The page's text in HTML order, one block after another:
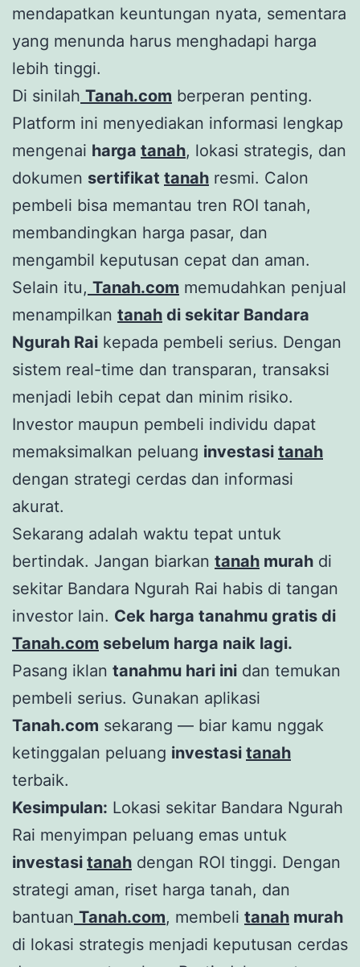
mendapatkan keuntungan nyata, sementara
yang menunda harus menghadapi harga
lebih tinggi.
Di sinilah Tanah.com berperan penting.
Platform ini menyediakan informasi lengkap
mengenai harga tanah, lokasi strategis, dan
dokumen sertifikat tanah resmi. Calon
pembeli bisa memantau tren ROI tanah,
membandingkan harga pasar, dan
mengambil keputusan cepat dan aman.
Selain itu, Tanah.com memudahkan penjual
menampilkan tanah di sekitar Bandara
Ngurah Rai kepada pembeli serius. Dengan
sistem real-time dan transparan, transaksi
menjadi lebih cepat dan minim risiko.
Investor maupun pembeli individu dapat
memaksimalkan peluang investasi tanah
dengan strategi cerdas dan informasi
akurat.
Sekarang adalah waktu tepat untuk
bertindak. Jangan biarkan tanah murah di
sekitar Bandara Ngurah Rai habis di tangan
investor lain. Cek harga tanahmu gratis di
Tanah.com sebelum harga naik lagi.
Pasang iklan tanahmu hari ini dan temukan
pembeli serius. Gunakan aplikasi
Tanah.com sekarang — biar kamu nggak
ketinggalan peluang investasi tanah
terbaik.
Kesimpulan: Lokasi sekitar Bandara Ngurah
Rai menyimpan peluang emas untuk
investasi tanah dengan ROI tinggi. Dengan
strategi aman, riset harga tanah, dan
bantuan Tanah.com, membeli tanah murah
di lokasi strategis menjadi keputusan cerdas